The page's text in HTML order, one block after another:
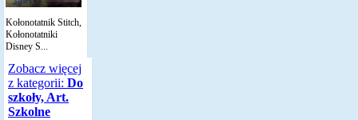
Kołonotatnik Stitch,
Kołonotatniki
Disney S...
Zobacz więcej
z kategorii: Do
szkoły, Art.
Szkolne